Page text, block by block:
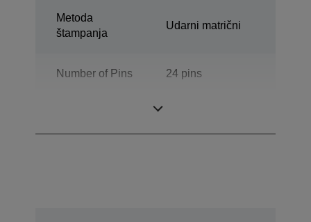
Metoda
štampanja
Udarni matrični
Number of Pins 24 pins